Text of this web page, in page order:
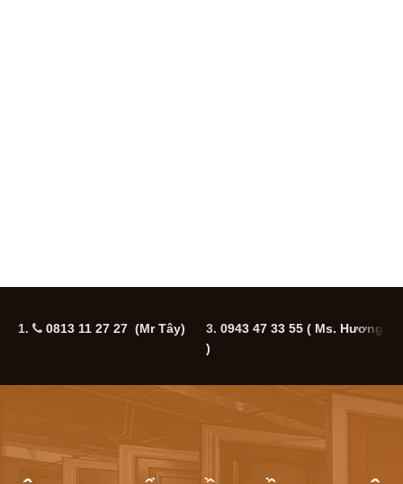
1. 0813 11 27 27 (Mr Tây) 3. 0943 47 33 55 ( Ms. Hương
)